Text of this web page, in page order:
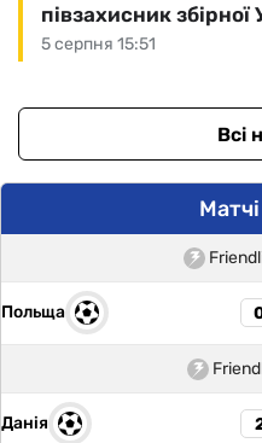
5 серпня 15:51
півзахисник збірної
Всі
Польща
Данія